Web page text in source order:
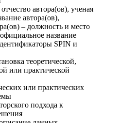
автора(ов), ученая
автора(ов),
– должность и место
название
SPIN и
теоретической,
или практической
или практических
подхода к